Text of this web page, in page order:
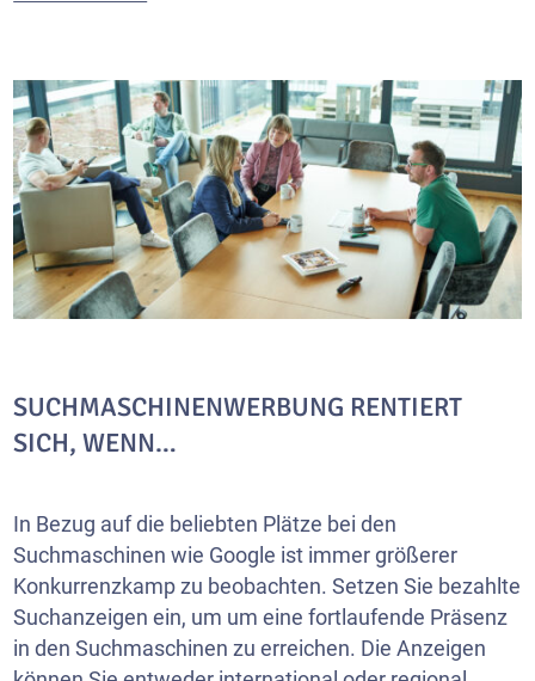
SUCHMASCHINENWERBUNG RENTIERT
SICH, WENN…
In Bezug auf die beliebten Plätze bei den
Suchmaschinen wie Google ist immer größerer
Konkurrenzkamp zu beobachten. Setzen Sie bezahlte
Suchanzeigen ein, um um eine fortlaufende Präsenz
in den Suchmaschinen zu erreichen. Die Anzeigen